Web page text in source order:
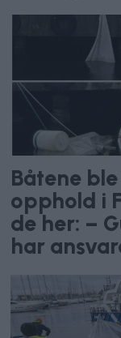
Båtene
opphold i
de her: –
har